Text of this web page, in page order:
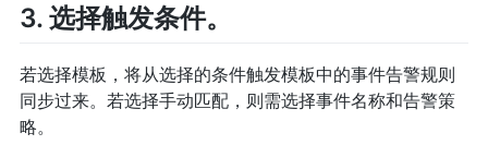
3. 选择触发条件。
若选择模板，将从选择的条件触发模板中的事件告警规则
同步过来。若选择手动匹配，则需选择事件名称和告警策
略。